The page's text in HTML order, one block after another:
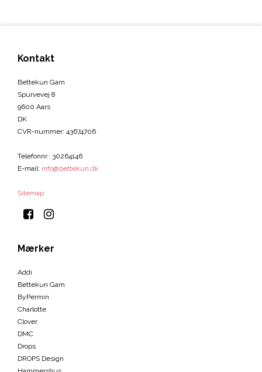
Kontakt
Bettekun Garn
Spurvevej 8
9600 Aars
DK
CVR-nummer: 43674706
Telefonnr.: 30264146
E-mail: info@bettekun.dk
Sitemap
Mærker
Addi
Bettekun Garn
ByPermin
Charlotte
Clover
DMC
Drops
DROPS Design